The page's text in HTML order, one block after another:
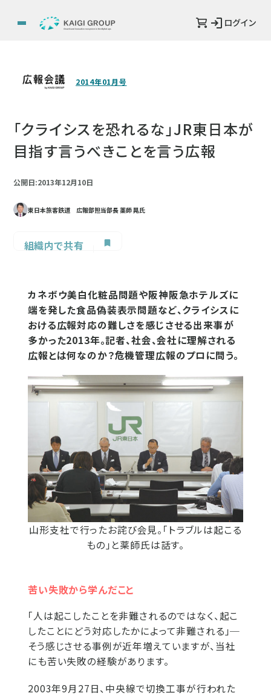
ログイン
2014年01月号
「クライシスを恐れるな」JR東日本が
目指す言うべきことを言う広報
公開日:2013年12月10日
東日本旅客鉄道 広報部担当部長 薬師 晃氏
組織内で共有
カネボウ美白化粧品問題や阪神阪急ホテルズに
端を発した食品偽装表示問題など、クライシスに
おける広報対応の難しさを感じさせる出来事が
多かった2013年。記者、社会、会社に理解される
広報とは何なのか？危機管理広報のプロに問う。
山形支社で行ったお詫び会見。「トラブルは起こる
もの」と薬師氏は話す。
苦い失敗から学んだこと
「人は起こしたことを非難されるのではなく、起こ
したことにどう対応したかによって非難される」─
そう感じさせる事例が近年増えていますが、当社
にも苦い失敗の経験があります。
2003年9月27日、中央線で切換工事が行われた